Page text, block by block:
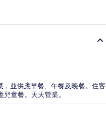
並供應早餐、午餐及晚餐。住客
童餐。天天營業。